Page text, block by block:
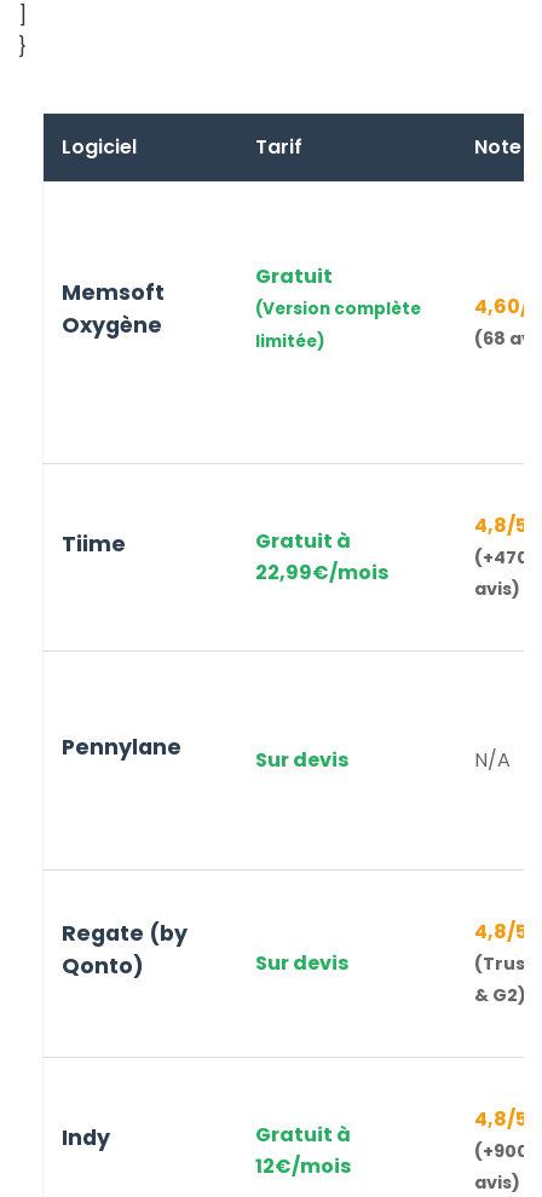
]
}
Logiciel Tarif Note
Memsoft
Oxygène
Gratuit
(Version complète
limitée)
4,60/5
(68
Tiime
Gratuit à
22,99€/mois
4,8/5
(+4700
avis)
Pennylane Sur devis N/A
Regate (by
Qonto)
Sur devis
4,8/5
& G2)
Indy
Gratuit à
12€/mois
4,8/5
(+9000
avis)